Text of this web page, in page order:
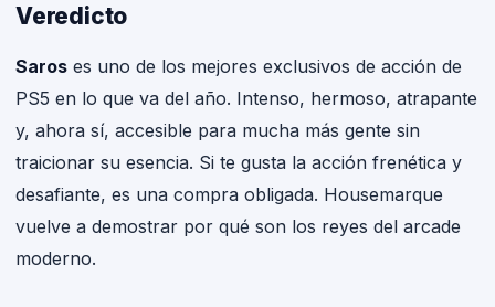
Veredicto
Saros es uno de los mejores exclusivos de acción de
PS5 en lo que va del año. Intenso, hermoso, atrapante
y, ahora sí, accesible para mucha más gente sin
traicionar su esencia. Si te gusta la acción frenética y
desafiante, es una compra obligada. Housemarque
vuelve a demostrar por qué son los reyes del arcade
moderno.